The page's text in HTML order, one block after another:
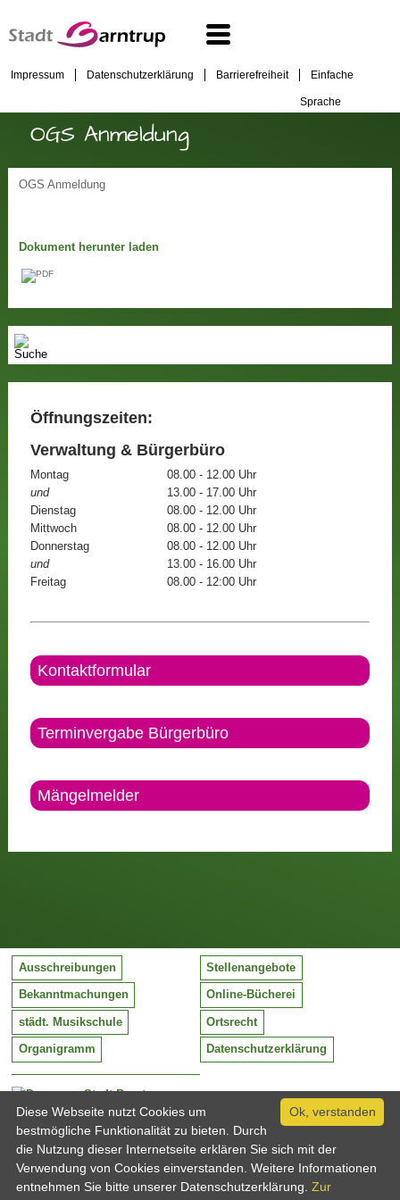
Impressum Datenschutzerklärung Barrierefreiheit Einfache
Sprache
OGS Anmeldung
OGS Anmeldung
Dokument herunter laden
Öffnungszeiten:
Verwaltung & Bürgerbüro
Montag
08.00 - 12.00 Uhr
und
13.00 - 17.00 Uhr
Dienstag
08.00 - 12.00 Uhr
Mittwoch
08.00 - 12.00 Uhr
Donnerstag
08.00 - 12.00 Uhr
und
13.00 - 16.00 Uhr
Freitag
08.00 - 12:00 Uhr
Kontaktformular
Terminvergabe Bürgerbüro
Mängelmelder
Stadt Barntrup
Mittelstraße 38
32683 Barntrup
Tel:
Email:
05263 / 409-0
info@barntrup.de
Ausschreibungen Stellenangebote
Bekanntmachungen Online-Bücherei
städt. Musikschule Ortsrecht
Organigramm Datenschutzerklärung
Ok, verstanden
Diese Webseite nutzt Cookies um
bestmögliche Funktionalität zu bieten. Durch
die Nutzung dieser Internetseite erklären Sie sich mit der
Verwendung von Cookies einverstanden. Weitere Informationen
entnehmen Sie bitte unserer Datenschutzerklärung. Zur